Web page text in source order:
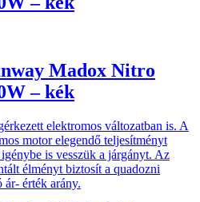
Madox Nitro
– kék
elektromos változatban is. A
motor elegendő teljesítményt
is vesszük a járgányt. Az
élményt biztosít a quadozni
érték arány.